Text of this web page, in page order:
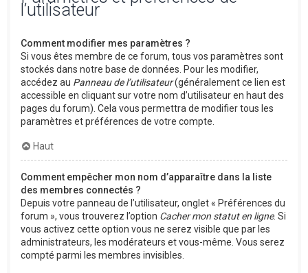
l’utilisateur
Comment modifier mes paramètres ?
Si vous êtes membre de ce forum, tous vos paramètres sont
stockés dans notre base de données. Pour les modifier,
accédez au Panneau de l’utilisateur(généralement ce lien est
accessible en cliquant sur votre nom d’utilisateur en haut des
pages du forum). Cela vous permettra de modifier tous les
paramètres et préférences de votre compte.
Haut
Comment empêcher mon nom d’apparaître dans la liste
des membres connectés ?
Depuis votre panneau de l’utilisateur, onglet « Préférences du
forum », vous trouverez l’option Cacher mon statut en ligne. Si
vous activez cette option vous ne serez visible que par les
administrateurs, les modérateurs et vous-même. Vous serez
compté parmi les membres invisibles.